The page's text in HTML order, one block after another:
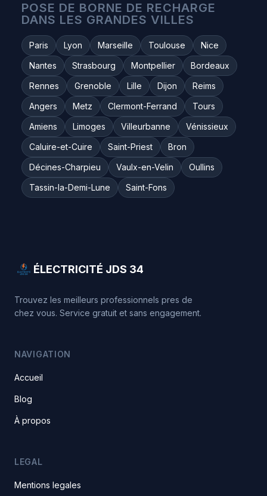
POSE DE BORNE DE RECHARGE
DANS LES GRANDES VILLES
Paris Lyon Marseille Toulouse
Nice
Nantes
Strasbourg Montpellier
Bordeaux
Rennes
Grenoble Lille Dijon
Reims
Angers
Metz Clermont-Ferrand
Tours
Amiens
Limoges Villeurbanne
Vénissieux
Caluire-et-Cuire
Saint-Priest
Bron
Décines-Charpieu
Vaulx-en-Velin
Oullins
Tassin-la-Demi-Lune
Saint-Fons
ÉLECTRICITÉ JDS 34
Trouvez les meilleurs professionnels pres de
chez vous. Service gratuit et sans engagement.
NAVIGATION
Accueil
Blog
À propos
LEGAL
Mentions legales